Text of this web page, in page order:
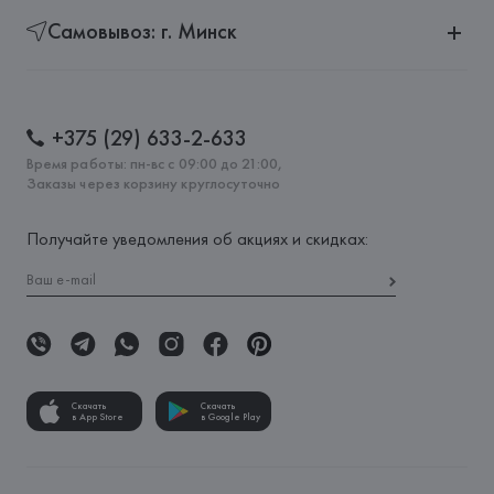
Самовывоз: г. Минск
+375 (29) 633-2-633
Время работы: пн-вс с 09:00 до 21:00,
Заказы через корзину круглосуточно
Получайте уведомления об акциях и скидках:
Скачать
в App Store
Скачать
в Google Play